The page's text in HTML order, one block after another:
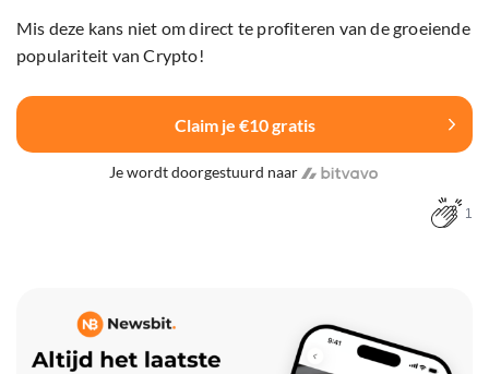
Mis deze kans niet om direct te profiteren van de groeiende
populariteit van Crypto!
Claim je €10 gratis
Je wordt doorgestuurd naar
1